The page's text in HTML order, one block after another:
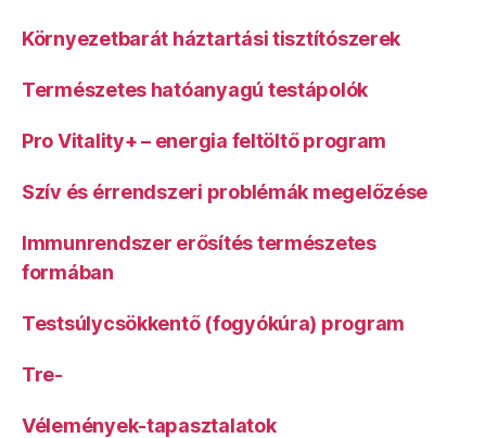
Környezetbarát háztartási tisztítószerek
Természetes hatóanyagú testápolók
Pro Vitality+ – energia feltöltő program
Szív és érrendszeri problémák megelőzése
Immunrendszer erősítés természetes
formában
Testsúlycsökkentő (fogyókúra) program
Tre-
Vélemények-tapasztalatok